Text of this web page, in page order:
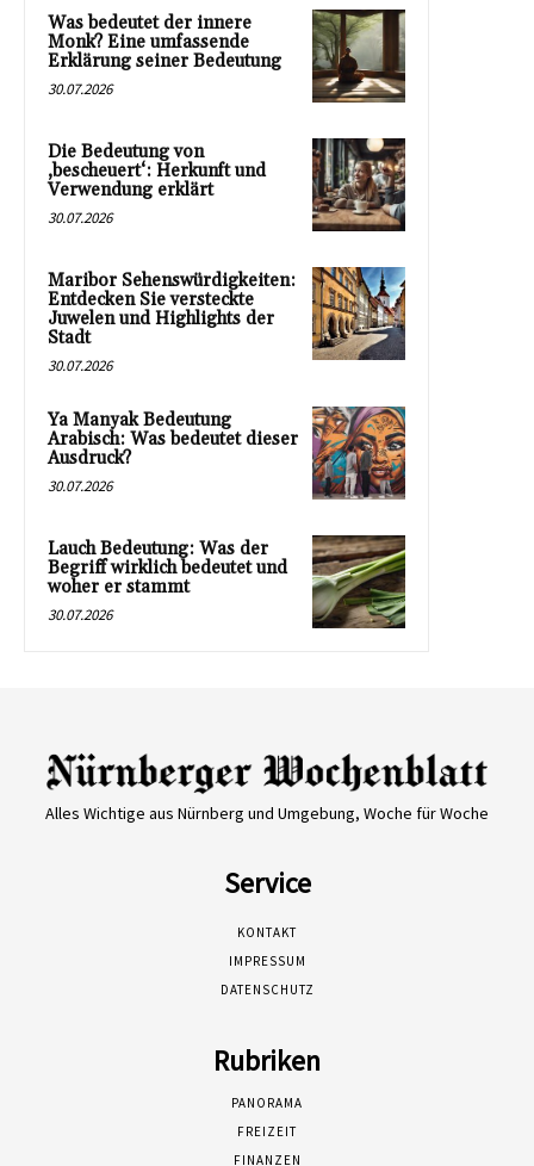
Was bedeutet der innere
Monk? Eine umfassende
Erklärung seiner Bedeutung
30.07.2026
Die Bedeutung von
‚bescheuert‘: Herkunft und
Verwendung erklärt
30.07.2026
Maribor Sehenswürdigkeiten:
Entdecken Sie versteckte
Juwelen und Highlights der
Stadt
30.07.2026
Ya Manyak Bedeutung
Arabisch: Was bedeutet dieser
Ausdruck?
30.07.2026
Lauch Bedeutung: Was der
Begriff wirklich bedeutet und
woher er stammt
30.07.2026
Alles Wichtige aus Nürnberg und Umgebung, Woche für Woche
Service
KONTAKT
IMPRESSUM
DATENSCHUTZ
Rubriken
PANORAMA
FREIZEIT
FINANZEN